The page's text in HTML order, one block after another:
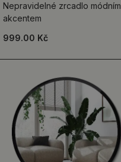
Nepravidelné zrcadlo módním
akcentem
999.00 Kč